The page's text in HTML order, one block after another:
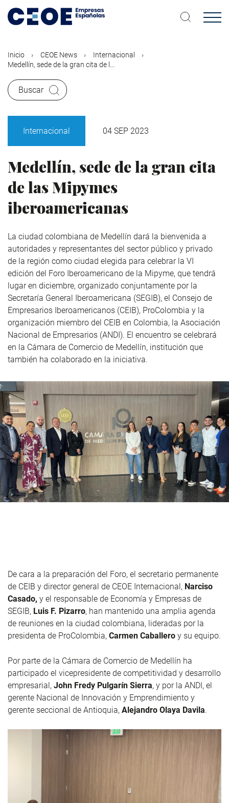
contenido
Inicio CEOE News
Internacional
Medellín, sede de la gran cita de l...
Buscar
Internacional 04 SEP 2023
Medellín, sede de la gran cita
de las Mipymes
iberoamericanas
La ciudad colombiana de Medellín dará la bienvenida a
autoridades y representantes del sector público y privado
de la región como ciudad elegida para celebrar la VI
edición del Foro Iberoamericano de la Mipyme, que tendrá
lugar en diciembre, organizado conjuntamente por la
Secretaría General Iberoamericana (SEGIB), el Consejo de
Empresarios Iberoamericanos (CEIB), ProColombia y la
organización miembro del CEIB en Colombia, la Asociación
Nacional de Empresarios (ANDI). El encuentro se celebrará
en la Cámara de Comercio de Medellín, institución que
también ha colaborado en la iniciativa.
De cara a la preparación del Foro, el secretario permanente
de CEIB y director general de CEOE Internacional, Narciso
Casado, y el responsable de Economía y Empresas de
SEGIB, Luis F. Pizarro, han mantenido una amplia agenda
de reuniones en la ciudad colombiana, lideradas por la
presidenta de ProColombia, Carmen Caballero y su equipo.
Por parte de la Cámara de Comercio de Medellín ha
participado el vicepresidente de competitividad y desarrollo
empresarial, John Fredy Pulgarín Sierra, y por la ANDI, el
gerente Nacional de Innovación y Emprendimiento y
gerente seccional de Antioquia, Alejandro Olaya Davila.